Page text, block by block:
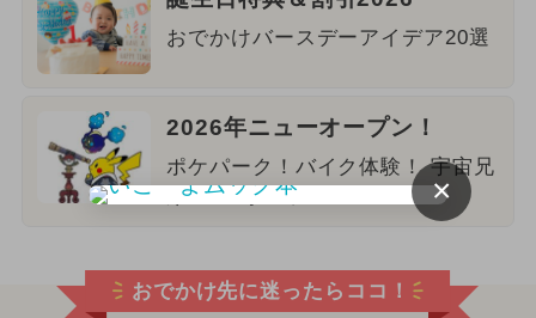
おでかけバースデーアイデア20選
2026年ニューオープン！
ポケパーク！バイク体験！ 宇宙兄
弟！eスポーツ！
おでかけ先に迷ったらココ！
×